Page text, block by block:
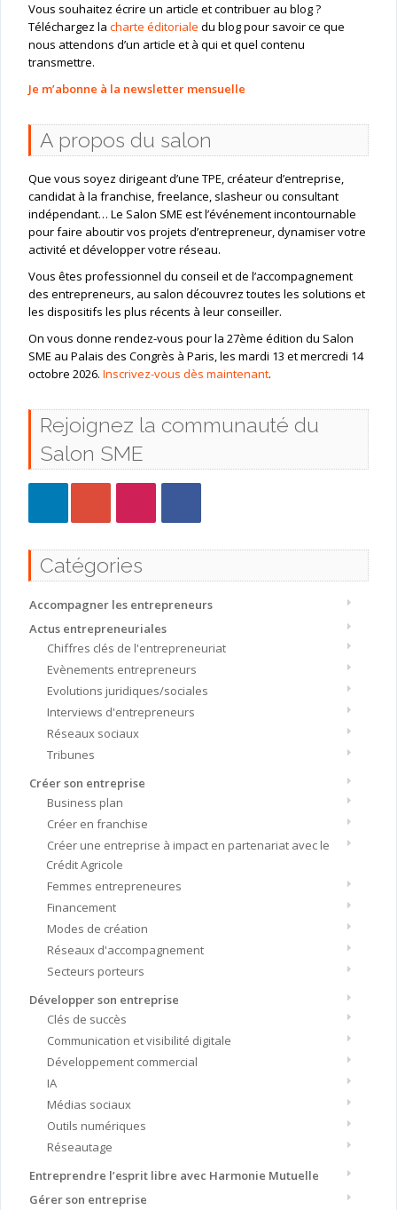
Vous souhaitez écrire un article et contribuer au blog ?
Téléchargez la charte éditoriale du blog pour savoir ce que
nous attendons d’un article et à qui et quel contenu
transmettre.
Je m’abonne à la newsletter mensuelle
A propos du salon
Que vous soyez dirigeant d’une TPE, créateur d’entreprise,
candidat à la franchise, freelance, slasheur ou consultant
indépendant… Le Salon SME est l’événement incontournable
pour faire aboutir vos projets d’entrepreneur, dynamiser votre
activité et développer votre réseau.
Vous êtes professionnel du conseil et de l’accompagnement
des entrepreneurs, au salon découvrez toutes les solutions et
les dispositifs les plus récents à leur conseiller.
On vous donne rendez-vous pour la 27ème édition du Salon
SME au Palais des Congrès à Paris, les mardi 13 et mercredi 14
octobre 2026. Inscrivez-vous dès maintenant.
Rejoignez la communauté du
Salon SME
Catégories
Accompagner les entrepreneurs
Actus entrepreneuriales
Chiffres clés de l'entrepreneuriat
Evènements entrepreneurs
Evolutions juridiques/sociales
Interviews d'entrepreneurs
Réseaux sociaux
Tribunes
Créer son entreprise
Business plan
Créer en franchise
Créer une entreprise à impact en partenariat avec le
Crédit Agricole
Femmes entrepreneures
Financement
Modes de création
Réseaux d'accompagnement
Secteurs porteurs
Développer son entreprise
Clés de succès
Communication et visibilité digitale
Développement commercial
IA
Médias sociaux
Outils numériques
Réseautage
Entreprendre l’esprit libre avec Harmonie Mutuelle
Gérer son entreprise